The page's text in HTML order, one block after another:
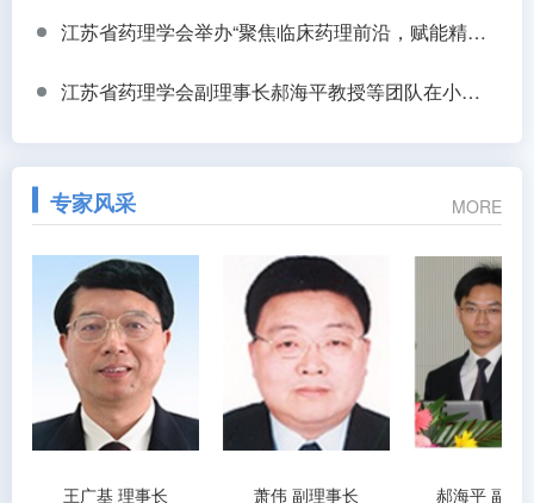
江苏省药理学会举办“聚焦临床药理前沿，赋能精准用药实践”学术沙龙
江苏省药理学会副理事长郝海平教授等团队在小鼠全身透明化+锘海LS18助力揭示低血糖抵抗新机制
专家风采 MORE
王广基 理事长 萧伟 副理事长 郝海平 副理